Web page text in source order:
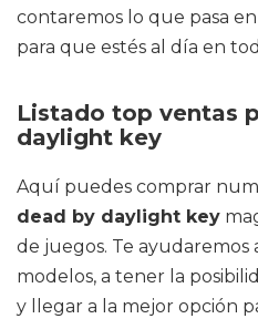
contaremos lo que pasa
para que estés al día en
Listado top ventas
daylight key
Aquí puedes comprar
dead by daylight key
de juegos. Te ayudaremos
modelos, a tener la
y llegar a la mejor opción